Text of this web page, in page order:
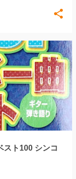
スト100 シンコ